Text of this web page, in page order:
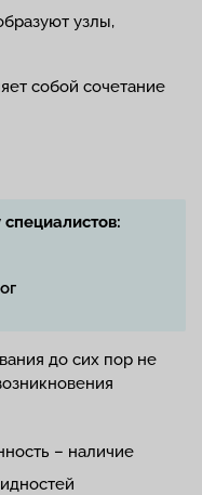
узлы,
собой сочетание
до сих пор не
– наличие